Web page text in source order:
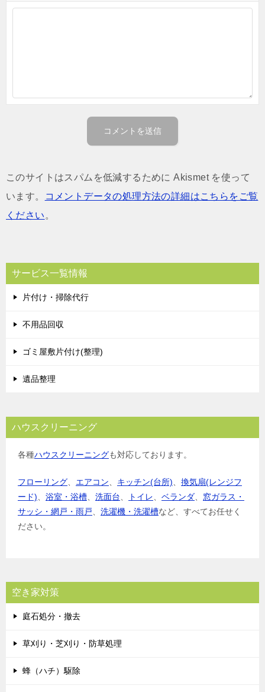
このサイトはスパムを低減するために Akismet を使って
います。
コメントデータの処理方法の詳細はこちらをご覧
ください 。
サービス一覧情報
片付け・掃除代行
不用品回収
ゴミ屋敷片付け(整理)
遺品整理
ハウスクリーニング
各種ハウスクリーニングも対応しております。
フローリング エアコン キッチン(台所)
換気扇(レンジフ
ード)
浴室・浴槽 洗面台 トイレ ベランダ
窓ガラス・
サッシ・網戸・雨戸
洗濯機・洗濯槽など、すべてお任せく
ださい。
空き家対策
庭石処分・撤去
草刈り・芝刈り・防草処理
蜂（ハチ）駆除